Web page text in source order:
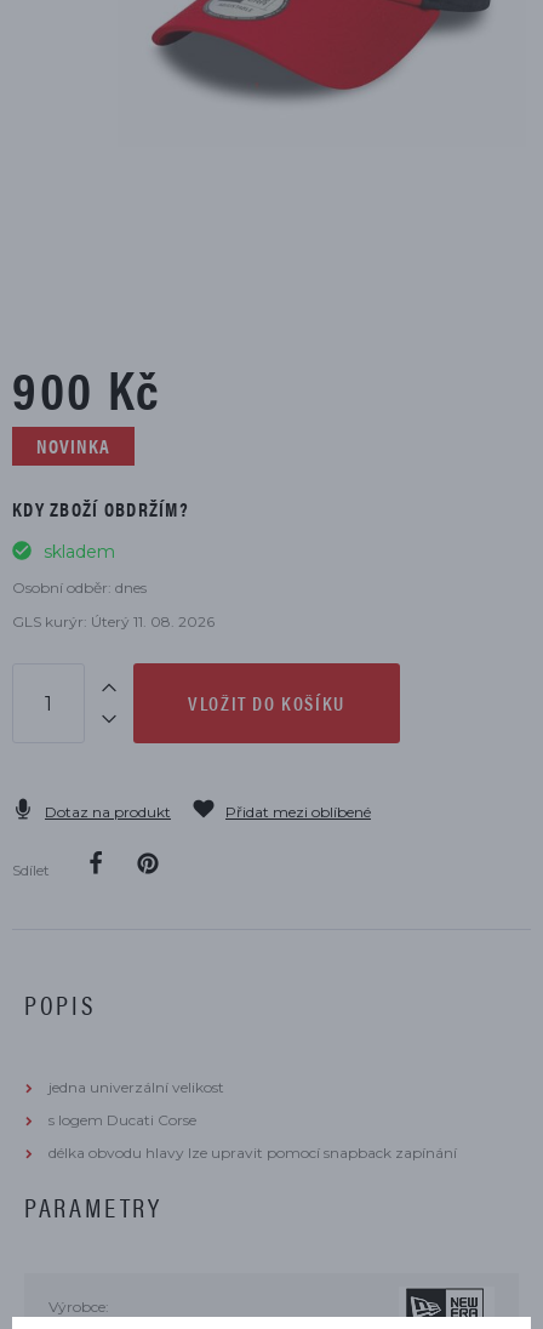
900 Kč
NOVINKA
KDY ZBOŽÍ OBDRŽÍM?
skladem
Osobní odběr: dnes
GLS kurýr: Úterý 11. 08. 2026
VLOŽIT DO KOŠÍKU
Dotaz na produkt Přidat mezi oblíbené
Sdílet
POPIS
jedna univerzální velikost
s logem Ducati Corse
délka obvodu hlavy lze upravit pomocí snapback zapínání
PARAMETRY
Výrobce: